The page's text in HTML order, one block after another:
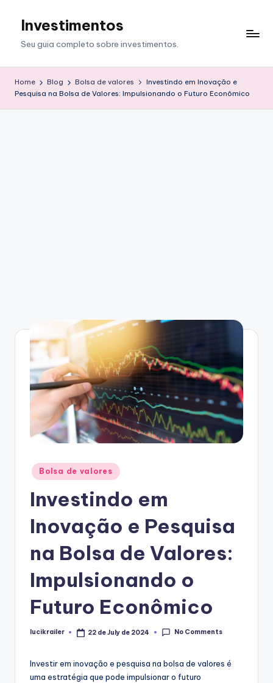
Investimentos
Seu guia completo sobre investimentos.
Home Blog Bolsa de valores
Investindo em Inovação e
Pesquisa na Bolsa de Valores: Impulsionando o Futuro Econômico
Posted
in
Bolsa de valores
Investindo em
Inovação e Pesquisa
na Bolsa de Valores:
Impulsionando o
Futuro Econômico
Posted
lucikrailer 22 de July de 2024 No Comments
Investir em inovação e pesquisa na bolsa de valores é
uma estratégia que pode impulsionar o futuro